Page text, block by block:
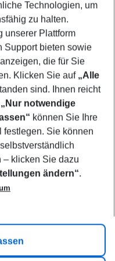
Technologien, um
zu halten.
unserer Plattform
Support bieten sowie
die für Sie
Klicken Sie auf „Alle
sind. Ihnen reicht
„Nur notwendige
können Sie Ihre
Sie können
– klicken Sie dazu
ändern“.